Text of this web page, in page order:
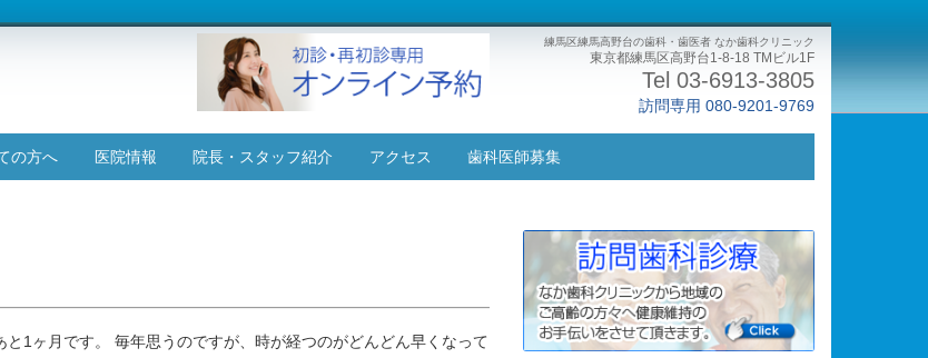
練馬区練馬高野台の歯科・歯医者 なか歯科クリニック
東京都練馬区高野台1-8-18 TMビル1F
Tel 03-6913-3805
訪問専用 080-9201-9769
ン
プ
の方へ 医院情報 院長・スタッフ紹介 アクセス 歯科医師募集
1ヶ月です。 毎年思うのですが、時が経つのがどんどん早くなって